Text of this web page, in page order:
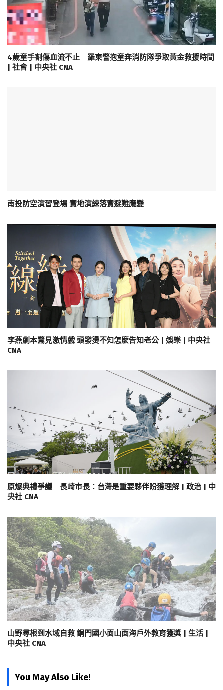
4歲童手割傷血流不止 羅東警抱童奔消防隊爭取黃金救援時間
| 社會 | 中央社 CNA
南投防空演習登場 實地演練落實避難應變
李燕劇本驚見激情戲 頭發燙不知怎麼告知老公 | 娛樂 | 中央社
CNA
原爆典禮爭議 長崎市長：台灣是重要夥伴盼獲理解 | 政治 | 中
央社 CNA
山野尋根到水域自救 銅門國小面山面海戶外教育獲獎 | 生活 |
中央社 CNA
You May Also Like!